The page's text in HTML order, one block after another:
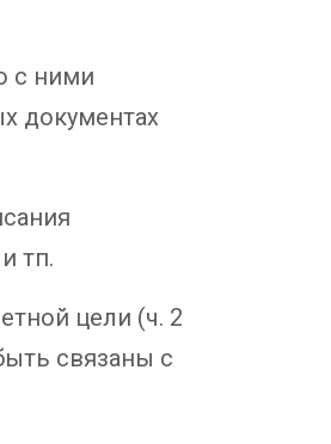
с ними
документах
тп.
цели (ч. 2
связаны с